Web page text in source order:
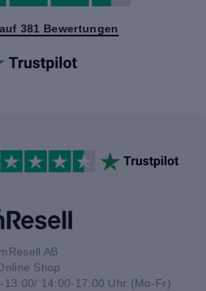
381 Bewertungen
mResell AB
Shop
13:00/ 14:00-17:00 Uhr (Mo-Fr)